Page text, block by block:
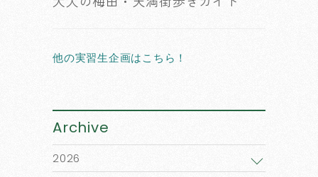
他の実習生企画はこちら！
Archive
2026